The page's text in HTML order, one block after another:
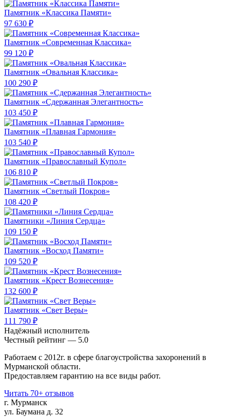
Памятник «Классика Памяти»
97 630 ₽
Памятник «Современная Классика»
99 120 ₽
Памятник «Овальная Классика»
100 290 ₽
Памятник «Сдержанная Элегантность»
103 450 ₽
Памятник «Плавная Гармония»
103 540 ₽
Памятник «Православный Купол»
106 810 ₽
Памятник «Светлый Покров»
108 420 ₽
Памятники «Линия Сердца»
109 150 ₽
Памятник «Восход Памяти»
109 520 ₽
Памятник «Крест Вознесения»
132 600 ₽
Памятник «Свет Веры»
111 790 ₽
Надёжный исполнитель
Чеcтный рейтинг — 5.0
Работаем с 2012г. в сфере благоустройства захоронений в
Мурманской области.
Предоставляем гарантию на все виды работ.
Читать 70+ отзывов
г. Мурманск
ул. Баумана д. 32